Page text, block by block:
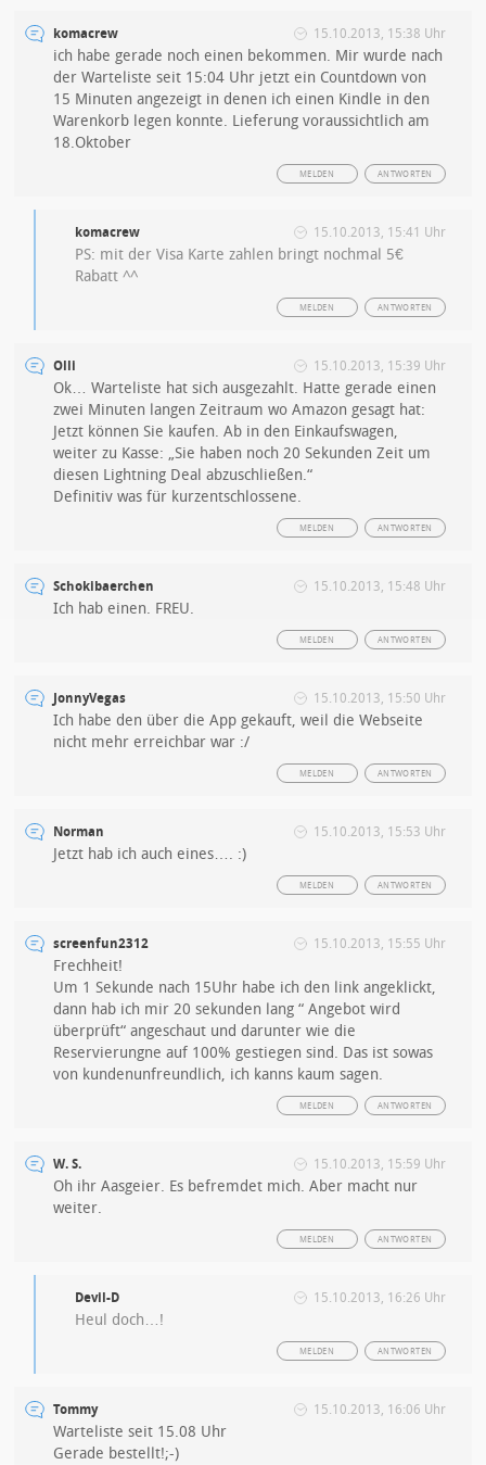
komacrew 15.10.2013, 15:38 Uhr
ich habe gerade noch einen bekommen. Mir wurde nach
der Warteliste seit 15:04 Uhr jetzt ein Countdown von
15 Minuten angezeigt in denen ich einen Kindle in den
Warenkorb legen konnte. Lieferung voraussichtlich am
18.Oktober
ANTWORTEN
MELDEN
komacrew 15.10.2013, 15:41 Uhr
PS: mit der Visa Karte zahlen bringt nochmal 5€
Rabatt ^^
ANTWORTEN
MELDEN
Olli 15.10.2013, 15:39 Uhr
Ok… Warteliste hat sich ausgezahlt. Hatte gerade einen
zwei Minuten langen Zeitraum wo Amazon gesagt hat:
Jetzt können Sie kaufen. Ab in den Einkaufswagen,
weiter zu Kasse: „Sie haben noch 20 Sekunden Zeit um
diesen Lightning Deal abzuschließen.“
Definitiv was für kurzentschlossene.
ANTWORTEN
MELDEN
Schokibaerchen 15.10.2013, 15:48 Uhr
Ich hab einen. FREU.
ANTWORTEN
MELDEN
JonnyVegas 15.10.2013, 15:50 Uhr
Ich habe den über die App gekauft, weil die Webseite
nicht mehr erreichbar war :/
ANTWORTEN
MELDEN
Norman 15.10.2013, 15:53 Uhr
Jetzt hab ich auch eines…. :)
ANTWORTEN
MELDEN
screenfun2312 15.10.2013, 15:55 Uhr
Frechheit!
Um 1 Sekunde nach 15Uhr habe ich den link angeklickt,
dann hab ich mir 20 sekunden lang “ Angebot wird
überprüft“ angeschaut und darunter wie die
Reservierungne auf 100% gestiegen sind. Das ist sowas
von kundenunfreundlich, ich kanns kaum sagen.
ANTWORTEN
MELDEN
W. S. 15.10.2013, 15:59 Uhr
Oh ihr Aasgeier. Es befremdet mich. Aber macht nur
weiter.
ANTWORTEN
MELDEN
Devil-D 15.10.2013, 16:26 Uhr
Heul doch…!
ANTWORTEN
MELDEN
Tommy 15.10.2013, 16:06 Uhr
Warteliste seit 15.08 Uhr
Gerade bestellt!;-)